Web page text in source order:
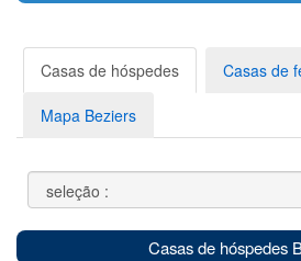
Casas de hóspedes Casas de
Mapa Beziers
Casas de hóspedes